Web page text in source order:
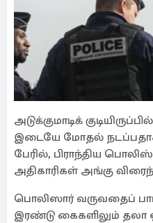
அடுக்குமாடிக்
இடையே மோதல்
பேரில், பிராந்திய
அதிகாரிகள் அங்கு
பொலிஸார் வருவதைப்
இரண்டு கைகளிலும் தலா